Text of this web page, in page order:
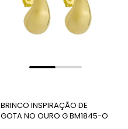
BRINCO INSPIRAÇÃO DE
GOTA NO OURO G BM1845-O